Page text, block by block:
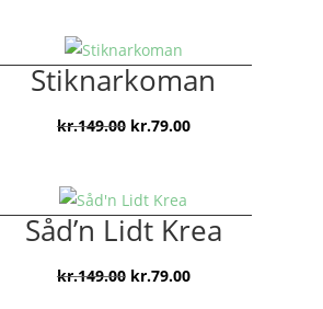
var:
kr.149.00.
er:
kr.99.00.
Stiknarkoman
kr.149.00 Den
var:
kr.149.00.
kr.79.00Den
er:
kr.79.00.
Såd’n Lidt Krea
kr.149.00 Den
kr.79.00Den